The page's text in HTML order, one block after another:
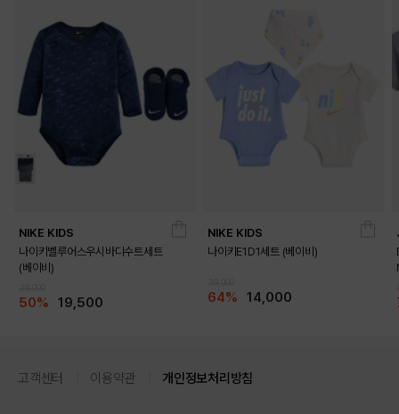
NIKE KIDS
나이키벨루어스우시바디수트세트
(베이비)
50% 19,500
NIKE KIDS
나이키E1D1세트 (베이비)
64% 14,000
고객센터 이용약관 개인정보처리방침